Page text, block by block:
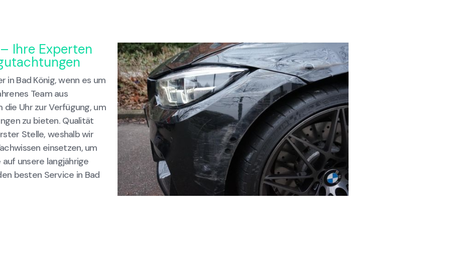
Ihre Experten
in Bad König, wenn es um
Team aus
Uhr zur Verfügung, um
zu bieten. Qualität
Stelle, weshalb wir
einsetzen, um
unsere langjährige
besten Service in Bad